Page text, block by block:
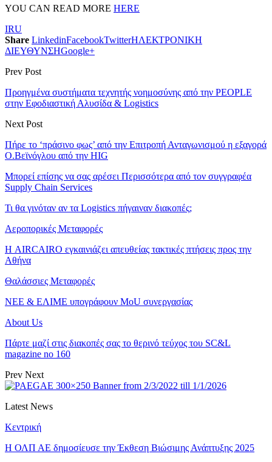
YOU CAN READ MORE HERE
IRU
Share LinkedinFacebookTwitterΗΛΕΚΤΡΟΝΙΚΗ
ΔΙΕΥΘΥΝΣΗGoogle+
Prev Post
Προηγμένα συστήματα τεχνητής νοημοσύνης από την PEOPLE
στην Εφοδιαστική Αλυσίδα & Logistics
Next Post
Πήρε το ‘πράσινο φως’ από την Επιτροπή Ανταγωνισμού η εξαγορά
Ο.Βεϊνόγλου από την HIG
Μπορεί επίσης να σας αρέσει Περισσότερα από τον συγγραφέα
Supply Chain Services
Τι θα γινόταν αν τα Logistics πήγαιναν διακοπές;
Αεροπορικές Μεταφορές
Η AIRCAIRO εγκαινιάζει απευθείας τακτικές πτήσεις προς την
Αθήνα
Θαλάσσιες Μεταφορές
ΝΕΕ & ΕΛΙΜΕ υπογράφουν MoU συνεργασίας
About Us
Πάρτε μαζί στις διακοπές σας το θερινό τεύχος του SC&L
magazine no 160
Prev Next
Latest News
Κεντρική
Η ΟΛΠ ΑΕ δημοσίευσε την Έκθεση Βιώσιμης Ανάπτυξης 2025